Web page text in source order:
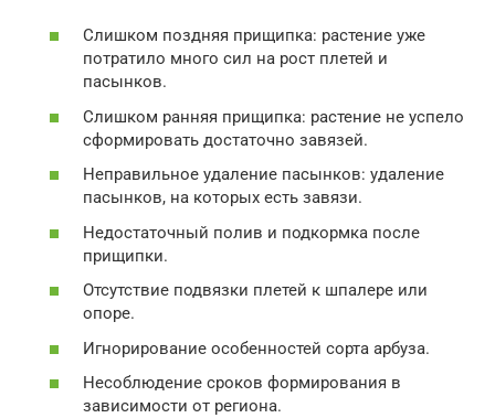
Слишком поздняя прищипка: растение уже
потратило много сил на рост плетей и
пасынков.
Слишком ранняя прищипка: растение не успело
сформировать достаточно завязей.
Неправильное удаление пасынков: удаление
пасынков, на которых есть завязи.
Недостаточный полив и подкормка после
прищипки.
Отсутствие подвязки плетей к шпалере или
опоре.
Игнорирование особенностей сорта арбуза.
Несоблюдение сроков формирования в
зависимости от региона.